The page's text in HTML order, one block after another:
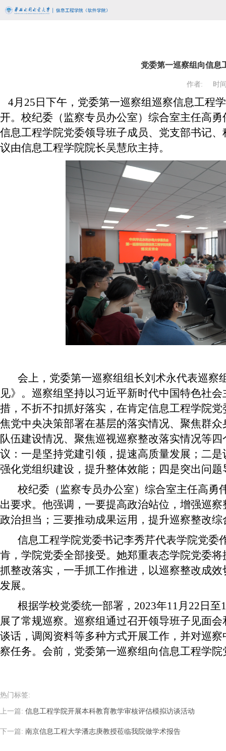
党委第一巡察组向信息
作者: 时
4月 25 日下午，党委第一巡察组巡察信息工程
开。校纪委（监察专员办公室）综合室主任高
信息工程学院党委领导班子成员、党支部书记
议由信息工程学院院长吴慧欣主持。
会上，党委第一巡察组组长刘术永代表巡察
见》。巡察组坚持以习近平新时代中国特色社
措，不折不扣抓好落实，在肯定信息工程学院
焦党中央决策部署在基层的落实情况、聚焦群
队伍建设情况、聚焦巡视巡察整改落实情况等
议：一是坚持党建引领，提速高质量发展；二
强化党组织建设，提升整体效能；四是突出问
校纪委（监察专员办公室）综合室主任高勇
出要求。他强调，一要提高政治站位，增强巡
政治担当；三要推动成果运用，提升巡察整改综
信息工程学院党委书记李秀芹代表学院党委
肯，学院党委全部接受。她郑重表态学院党委
抓整改落实，一手抓工作推进，以巡察整改成
发展。
根据学校党委统一部署， 2023年11月 22 日至
展了常规巡察。巡察组通过召开领导班子见面
谈话，调阅资料等多种方式开展工作，并对巡
察任务。会前，党委第一巡察组向信息工程学
热门标签:
上一篇: 信息工程学院开展本科教育教学审核评估模拟访谈活动
下一篇: 南京信息工程大学潘志庚教授莅临我院做学术报告